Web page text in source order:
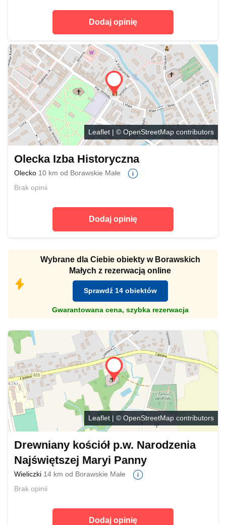
Dodaj opinię
Leaflet | ©OpenStreetMap contributors
Olecka Izba Historyczna
Olecko 10 km od Borawskie Małe
Brak opinii
Dodaj opinię
Wybrane dla Ciebie obiekty w Borawskich
Małych z rezerwacją online
Sprawdź 14 obiektów
Gwarantowana cena, szybka rezerwacja
Leaflet | © OpenStreetMap contributors
Drewniany kościół p.w. Narodzenia
Najświętszej Maryi Panny
Wieliczki 14 km od Borawskie Małe
Brak opinii
Dodaj opinię